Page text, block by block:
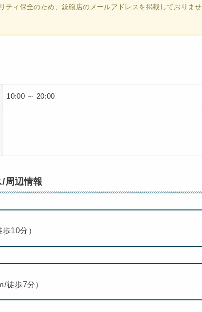
ティ保全のため、銃砲店のメールアドレスを掲載しておりませ
10:00 ～ 20:00
周辺情報
10分）
徒歩7分）